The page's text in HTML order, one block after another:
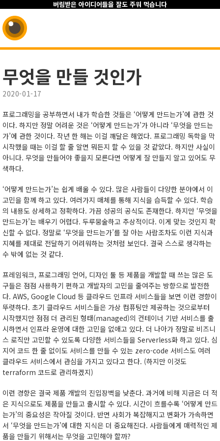
버림받은 아이디어들을 잘도 주워 먹습니다
무엇을 만들 것인가
2020-01-17
프로그래밍을 공부하면서 내가 학습한 것들은 ‘어떻게 만드는가’에 관한 것
이다. 하지만 정말 어려운 것은 ‘어떻게 만드는가’가 아니라 ‘무엇을 만드는
가’에 관한 것이다. 작년 한 해는 이걸 깨달은 해였다. 프로그래밍 독학을 막
시작했을 때는 이걸 할 줄 알면 뭐든지 할 수 있을 것 같았다. 하지만 사실이
아니다. 무엇을 만들어야 좋을지 모른다면 어떻게 잘 만들지 알고 있어도 무
색하다.
‘어떻게 만드는가’는 쉽게 배울 수 있다. 많은 사람들이 다양한 분야에서 이
고민을 함께 하고 있다. 여러가지 매체를 통해 지식을 습득할 수 있다. 학습
의 내용도 상세하고 정확하다. 가끔 성공의 공식도 존재한다. 하지만 ‘무엇을
만드는가’는 배우기 어렵다. 두루뭉술하고 추상적이다. 이게 맞는 것인지 확
신할 수 없다. 정말로 ‘무엇을 만드는가’를 잘 아는 사람조차도 이런 지식과
지혜를 제대로 전달하기 어려워하는 것처럼 보인다. 결국 스스로 생각하는
수 밖에 없는 것 같다.
프레임워크, 프로그래밍 언어, 디자인 툴 등 제품을 개발할 때 쓰는 많은 도
구들은 점점 사용하기 편하고 개발자의 고민을 줄여주는 방향으로 발전한
다. AWS, Google Cloud 등 클라우드 인프라 서비스들을 보면 이런 경향이
뚜렷하다. 초기 클라우드 서비스들은 가상 컴퓨팅만 제공하는 것으로부터
시작했지만 점점 더 관리된 형태(managed)의 컨테이너 기반 서비스를 출
시하면서 인프라 운영에 대한 고민을 없애고 있다. 더 나아가 정말로 비즈니
스 로직만 고민할 수 있도록 다양한 서비스들을 Serverless화 하고 있다. 심
지어 코드 한 줄 없이도 서비스를 만들 수 있는 zero-code 서비스도 여러
클라우드 서비스에서 관심을 가지고 있다고 한다. (하지만 이것도
terraform 코드로 관리하겠지)
이런 경향은 결국 제품 개발의 진입장벽을 낮춘다. 과거에 비해 지금은 더 적
은 지식으로도 제품을 만들고 출시할 수 있다. 시간이 흐를수록 ‘어떻게 만드
는가’의 중요성은 작아질 것이다. 반면 사회가 복잡해지고 변화가 가속하면
서 ‘무엇을 만드는가’에 대한 지식은 더 중요해진다. 사람들에게 매력적인 제
품을 만들기 위해서는 무엇을 고민해야 할까?